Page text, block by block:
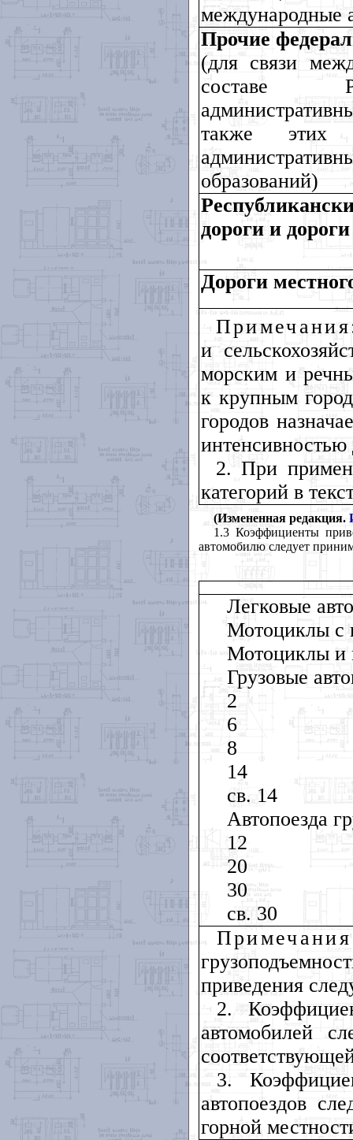
международные
Прочие
(для связи
составе
также этих
образований)
дороги и
Дороги
Примечания
и
морским и
к крупным
городов
2. При
категорий в
(Измененная редакция.
1.3 Коэффициенты
автомобилю следует
Легковые
Мотоциклы с
Мотоциклы и
Грузовые
2
6
8
14
св. 14
Автопоезда
12
20
30
св. 30
Примечания
приведения
2.
автомобилей
3.
автопоездов
горной